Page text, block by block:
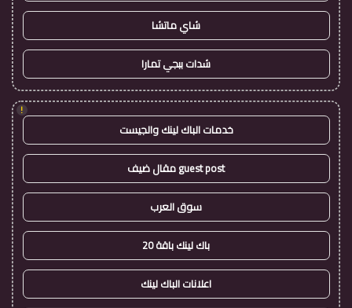
شاي ماتشا
شدات ببجي تمارا
!
خدمات الباك لينك والجيست
guest post مقال ضيف
سوق العرب
باك لينك باقة 20
اعلانات الباك لينك